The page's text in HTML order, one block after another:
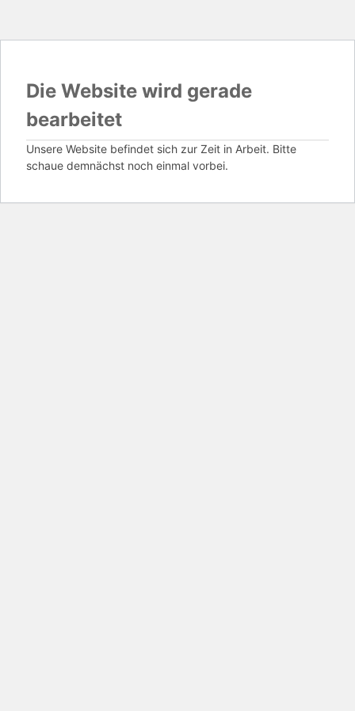
Die Website wird gerade
bearbeitet
Unsere Website befindet sich zur Zeit in Arbeit. Bitte
schaue demnächst noch einmal vorbei.